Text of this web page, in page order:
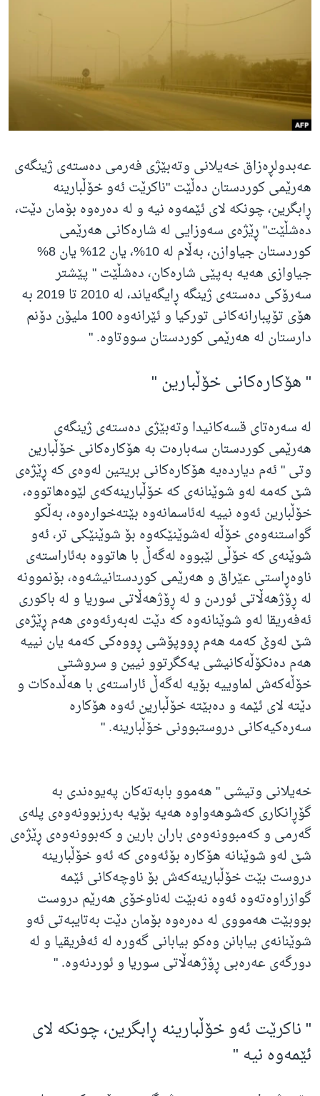
FOLLOW US
زمانه‌کان
عەبدولڕەزاق خەیلانی وتەبێژی فەرمی دەستەی ژینگەی
هەرێمی کوردستان دەڵێت "ناکرێت ئەو خۆڵبارینە
ڕابگرین، چونکە لای ئێمەوە نیە و لە دەرەوە بۆمان دێت،
دەشڵێت" ڕێژەی سەوزایی لە شارەکانی هەرێمی
کوردستان جیاوازن، بەڵام لە 10%،‌ یان 12% یان 8%
جیاوازی هەیە بەپێی شارەکان، دەشڵێت " پێشتر
سەرۆکی دەستەی ژینگە ڕایگەیاند، لە 2010 تا 2019 بە
هۆی تۆپبارانەکانی تورکیا و ئێرانەوە 100 ملیۆن دۆنم
دارستان لە هەرێمی کوردستان سووتاوە. "
" هۆکارەکانی خۆڵبارین "
لە سەرەتای قسەکانیدا وتەبێژی دەستەی ژینگەی
هەرێمی کوردستان سەبارەت بە هۆکارەکانی خۆڵبارین
وتی " ئەم دیاردەیە هۆکارەکانی بریتین لەوەی کە ڕێژەی
شێ کەمە لەو شوێنانەی کە خۆڵبارینەکەی لێوەهاتووە،
خۆڵبارین ئەوە نییە لەئاسمانەوە بێتەخوارەوه،‌ بەڵکو
گواستنەوەی خۆڵە لەشوێنێکەوە بۆ شوێنێکی تر، ئەو
شوێنەی کە خۆڵی لێبووە لەگەڵ با هاتووە بەئاراستەی
ناوەڕاستی عێراق و هەرێمی کوردستانیشەوە، بۆنموونە
لە ڕۆژهەڵاتی ئوردن و لە ڕۆژهەڵاتی سوریا و لە باکوری
ئەفەریقا لەو شوێنانەوە کە دێت لەبەرئەوەی هەم ڕێژەی
شێ لەوێ کەمە هەم ڕووپۆشی ڕووەکی کەمە یان نییە
هەم دەنکۆڵەکانیشی یەکگرتوو نیین و سروشتی
خۆڵەکەش لماوییە بۆیە لەگەڵ ئاراستەی با هەڵدەکات و
دێتە لای ئێمە و دەبێتە خۆڵبارین ئەوە هۆکارە
سەرەکیەکانی دروستبوونی خۆڵبارینە. "
خەیلانی وتیشی " هەموو بابەتەکان پەیوەندی بە
گۆڕانکاری کەشوهەواوە هەیە بۆیە بەرزبوونەوەی پلەی
گەرمی و کەمبوونەوەی باران بارین و کەبوونەوەی ڕێژەی
شێ لەو شوێنانە هۆکارە بۆئەوەی کە ئەو خۆڵبارینە
دروست بێت خۆڵبارینەکەش بۆ ناوچەکانی ئێمە
گوازراوەتەوە ئەوە نەبێت لەناوخۆی هەرێم دروست
بووبێت هەمووی له ‌دەرەوە بۆمان دێت بەتایبەتی ئەو
شوێنانەی بیابانن وەکو بیابانی گەورە لە ئەفریقیا و لە
دورگەی عەرەبی ڕۆژهەڵاتی سوریا و ئوردنەوە. "
" ناکرێت ئەو خۆڵبارینە ڕابگرین، چونکە لای
ئێمەوە نیە "